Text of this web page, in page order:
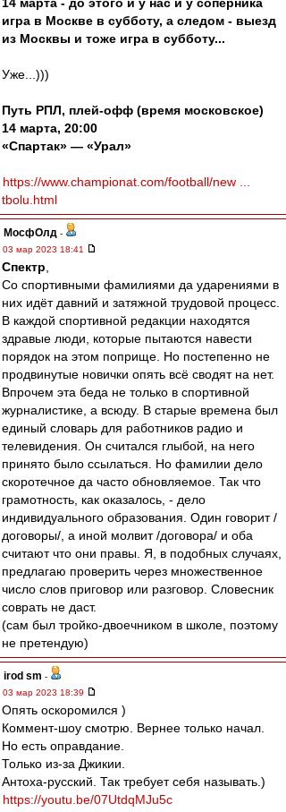
игра в Москве в субботу, а следом - выезд
из Москвы и тоже игра в субботу...
Уже...)))
Путь РПЛ, плей-офф (время московское)
14 марта, 20:00
«Спартак» — «Урал»
https://www.championat.com/football/new ...
tbolu.html
МосфОлд -
03 мар 2023 18:41
Спектр
Со спортивными фамилиями да ударениями в
них идёт давний и затяжной трудовой процесс.
В каждой спортивной редакции находятся
здравые люди, которые пытаются навести
порядок на этом поприще. Но постепенно не
продвинутые новички опять всё сводят на нет.
Впрочем эта беда не только в спортивной
журналистике, а всюду. В старые времена был
единый словарь для работников радио и
телевидения. Он считался глыбой, на него
принято было ссылаться. Но фамилии дело
скоротечное да часто обновляемое. Так что
грамотность, как оказалось, - дело
индивидуального образования. Один говорит /
договоры/, а иной молвит /договора/ и оба
считают что они правы. Я, в подобных случаях,
предлагаю проверить через множественное
число слов приговор или разговор. Словесник
соврать не даст.
(сам был тройко-двоечником в школе, поэтому
не претендую)
irod sm -
03 мар 2023 18:39
Опять оскоромился )
Коммент-шоу смотрю. Вернее только начал.
Но есть оправдание.
Только из-за Джикии.
Антоха-русский. Так требует себя называть.)
https://youtu.be/07UtdqMJu5c